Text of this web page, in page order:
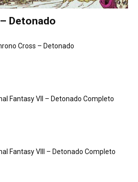
Detonado
Cross – Detonado
Fantasy VII – Detonado Completo
Fantasy VIII – Detonado Completo